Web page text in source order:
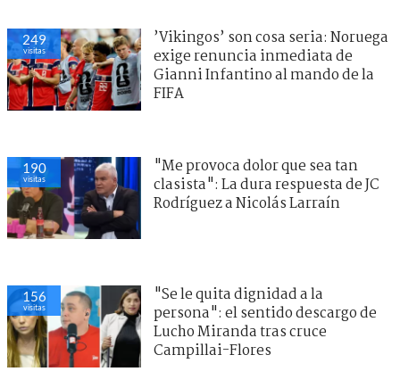
249
visitas
’Vikingos’ son cosa seria: Noruega
exige renuncia inmediata de
Gianni Infantino al mando de la
FIFA
190
visitas
"Me provoca dolor que sea tan
clasista": La dura respuesta de JC
Rodríguez a Nicolás Larraín
156
visitas
"Se le quita dignidad a la
persona": el sentido descargo de
Lucho Miranda tras cruce
Campillai-Flores